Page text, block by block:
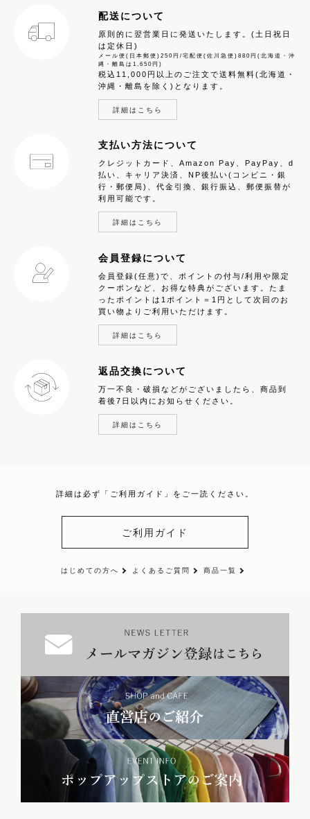
配送について
原則的に翌営業日に発送いたします。(土日祝日
は定休日)
メール便(日本郵便)250円/宅配便(佐川急便)880円(北海道・沖
縄・離島は1,650円)
税込11,000円以上のご注文で送料無料(北海道・
沖縄・離島を除く)となります。
詳細はこちら
支払い方法について
クレジットカード、Amazon Pay、PayPay、d
払い、キャリア決済、NP後払い(コンビニ・銀
行・郵便局)、代金引換、銀行振込、郵便振替が
利用可能です。
詳細はこちら
会員登録について
会員登録(任意)で、ポイントの付与/利用や限定
クーポンなど、お得な特典がございます。たま
ったポイントは1ポイント＝1円として次回のお
買い物よりご利用いただけます。
詳細はこちら
返品交換について
万一不良・破損などがございましたら、商品到
着後7日以内にお知らせください。
詳細はこちら
詳細は必ず「ご利用ガイド」をご一読ください。
ご利用ガイド
はじめての方へ よくあるご質問 商品一覧